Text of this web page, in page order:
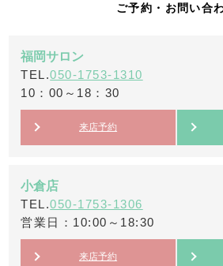
ご予約・お問い合
福岡サロン
TEL.050-1753-1310
10：00～18：30
来店予約
小倉店
TEL.050-1753-1306
営業日：10:00～18:30
来店予約